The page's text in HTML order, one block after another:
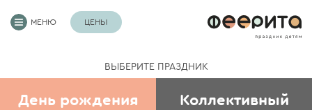
МЕНЮ ЦЕНЫ
ВЫБЕРИТЕ ПРАЗДНИК
День рождения Коллективный